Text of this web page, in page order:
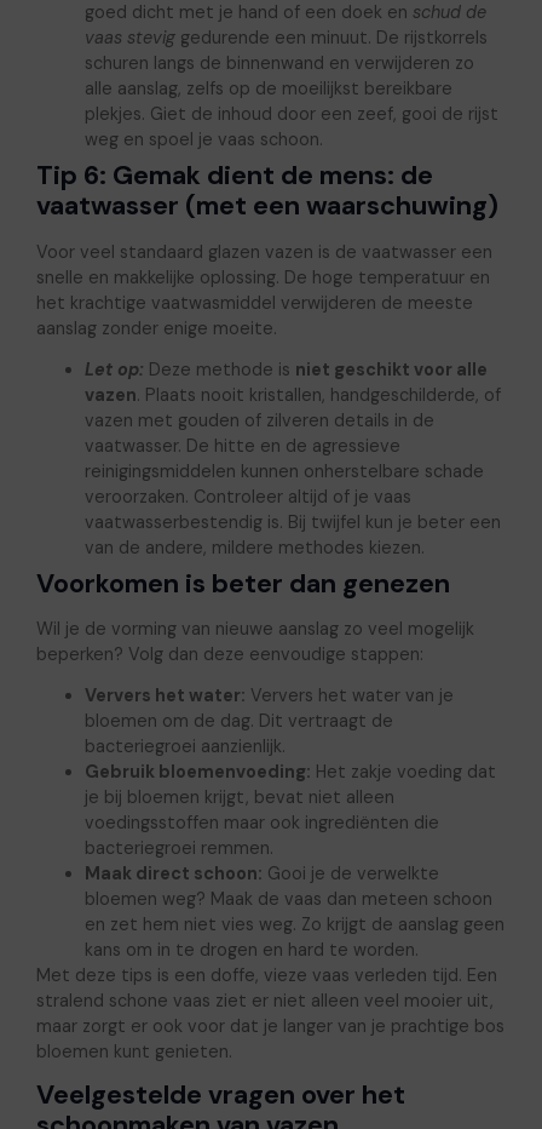
goed dicht met je hand of een doek en schud de
vaas steviggedurende een minuut. De rijstkorrels
schuren langs de binnenwand en verwijderen zo
alle aanslag, zelfs op de moeilijkst bereikbare
plekjes. Giet de inhoud door een zeef, gooi de rijst
weg en spoel je vaas schoon.
Tip 6: Gemak dient de mens: de
vaatwasser (met een waarschuwing)
Voor veel standaard glazen vazen is de vaatwasser een
snelle en makkelijke oplossing. De hoge temperatuur en
het krachtige vaatwasmiddel verwijderen de meeste
aanslag zonder enige moeite.
Let op: Deze methode is niet geschikt voor alle
vazen. Plaats nooit kristallen, handgeschilderde, of
vazen met gouden of zilveren details in de
vaatwasser. De hitte en de agressieve
reinigingsmiddelen kunnen onherstelbare schade
veroorzaken. Controleer altijd of je vaas
vaatwasserbestendig is. Bij twijfel kun je beter een
van de andere, mildere methodes kiezen.
Voorkomen is beter dan genezen
Wil je de vorming van nieuwe aanslag zo veel mogelijk
beperken? Volg dan deze eenvoudige stappen:
Ververs het water: Ververs het water van je
bloemen om de dag. Dit vertraagt de
bacteriegroei aanzienlijk.
Gebruik bloemenvoeding: Het zakje voeding dat
je bij bloemen krijgt, bevat niet alleen
voedingsstoffen maar ook ingrediënten die
bacteriegroei remmen.
Maak direct schoon: Gooi je de verwelkte
bloemen weg? Maak de vaas dan meteen schoon
en zet hem niet vies weg. Zo krijgt de aanslag geen
kans om in te drogen en hard te worden.
Met deze tips is een doffe, vieze vaas verleden tijd. Een
stralend schone vaas ziet er niet alleen veel mooier uit,
maar zorgt er ook voor dat je langer van je prachtige bos
bloemen kunt genieten.
Veelgestelde vragen over het